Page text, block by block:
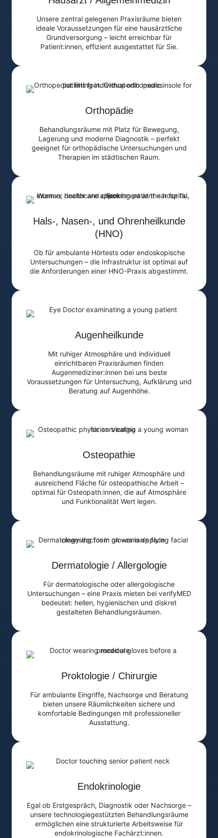
Unsere zentral gelegenen Praxisräume bieten
ideale Voraussetzungen für eine hausärztliche
Grundversorgung – leicht erreichbar für
Patient:innen, effizient ausgestattet für Sie.
Orthopädie
Behandlungsräume mit Platz für Bewegung,
Lagerung und moderne Diagnostik – perfekt
geeignet für orthopädische Untersuchungen und
Therapien im städtischen Raum.
Hals-, Nasen-, und Ohrenheilkunde
(HNO)
Ob für ambulante Hörtests oder endoskopische
Untersuchungen – die Infrastruktur ist optimal auf
die Anforderungen einer HNO-Praxis abgestimmt.
Augenheilkunde
Mit ruhiger Atmosphäre und individuell
einrichtbaren Praxisräumen finden
Augenmediziner:innen bei uns beste
Voraussetzungen für Untersuchung, Aufklärung und
Beratung auf Augenhöhe.
Osteopathie
Behandlungsräume mit ruhiger Atmosphäre und
ausreichend Fläche für osteopathische Arbeit –
optimal für Osteopath:innen, die auf Atmosphäre
und Funktionalität Wert legen.
Dermatologie / Allergologie
Für dermatologische oder allergologische
Untersuchungen – eine Praxis mieten bei verifyMED
bedeutet: hellen, hygienischen und diskret
gestalteten Behandlungsräumen.
Proktologie / Chirurgie
Für ambulante Eingriffe, Nachsorge und Beratung
bieten unsere Räumlichkeiten sichere und
komfortable Bedingungen mit professioneller
Ausstattung.
Endokrinologie
Egal ob Erstgespräch, Diagnostik oder Nachsorge –
unsere technologiegestützten Behandlungsräume
ermöglichen eine strukturierte Arbeitsweise für
endokrinologische Fachärzt:innen.